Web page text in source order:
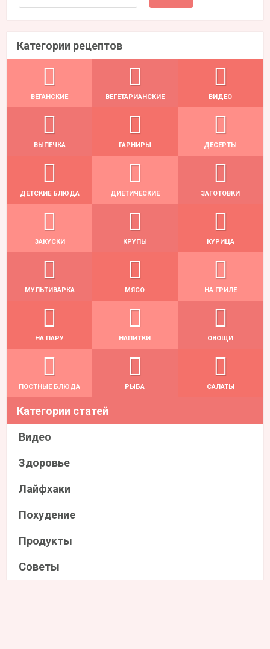
Категории рецептов
ВЕГАНСКИЕ ВЕГЕТАРИАНСКИЕ ВИДЕО
ВЫПЕЧКА ГАРНИРЫ ДЕСЕРТЫ
ДЕТСКИЕ БЛЮДА ДИЕТИЧЕСКИЕ ЗАГОТОВКИ
ЗАКУСКИ КРУПЫ КУРИЦА
МУЛЬТИВАРКА МЯСО НА ГРИЛЕ
НА ПАРУ НАПИТКИ ОВОЩИ
ПОСТНЫЕ БЛЮДА РЫБА САЛАТЫ
Категории статей
Видео
Здоровье
Лайфхаки
Похудение
Продукты
Советы